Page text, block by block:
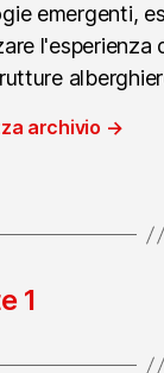
emergenti,
l'esperienza
archivio →
1